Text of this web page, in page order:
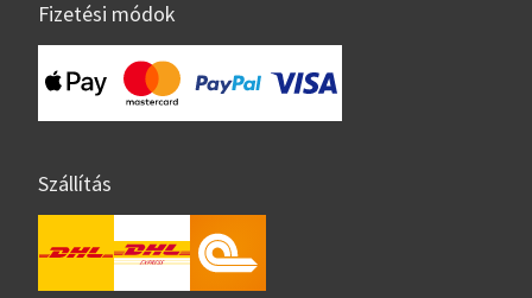
Fizetési módok
Szállítás